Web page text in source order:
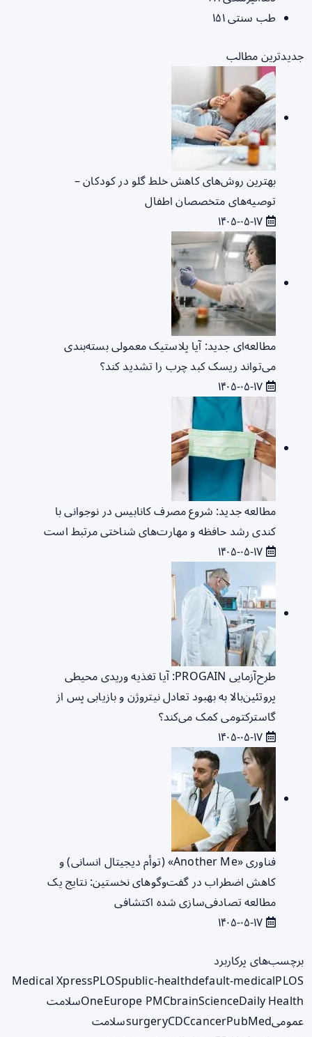
طب سنتی۱۵۱
جدیدترین مطالب
بهترین روش‌های کاهش خلط گلو در کودکان –
توصیه‌های متخصصان اطفال
مطالعه‌ای جدید: آیا پلاستیک معمولی بسته‌بندی
می‌تواند ریسک کبد چرب را تشدید کند؟
مطالعه جدید: شروع مصرف کانابیس در نوجوانی با
کندی رشد حافظه و مهارت‌های شناختی مرتبط است
طرح‌آزمایی PROGAIN: آیا تغذیه وریدی محیطی
پروتئین‌بالا به بهبود تعادل نیتروژن و بازیابی پس از
گاسترکتومی کمک می‌کند؟
فناوری «Another Me» (توأم دیجیتال انسانی) و
کاهش اضطراب در گفت‌وگوهای نخستین: نتایج یک
مطالعه تصادفی‌سازی شده اکتشافی
برچسب‌های پرکاربرد
Medical XpressPLOSpublic-healthdefault-medicalPLOS
OneEurope PMCbrainScienceDaily Health
سلامت
عمومی
surgeryCDCcancerPubMed
سلامت